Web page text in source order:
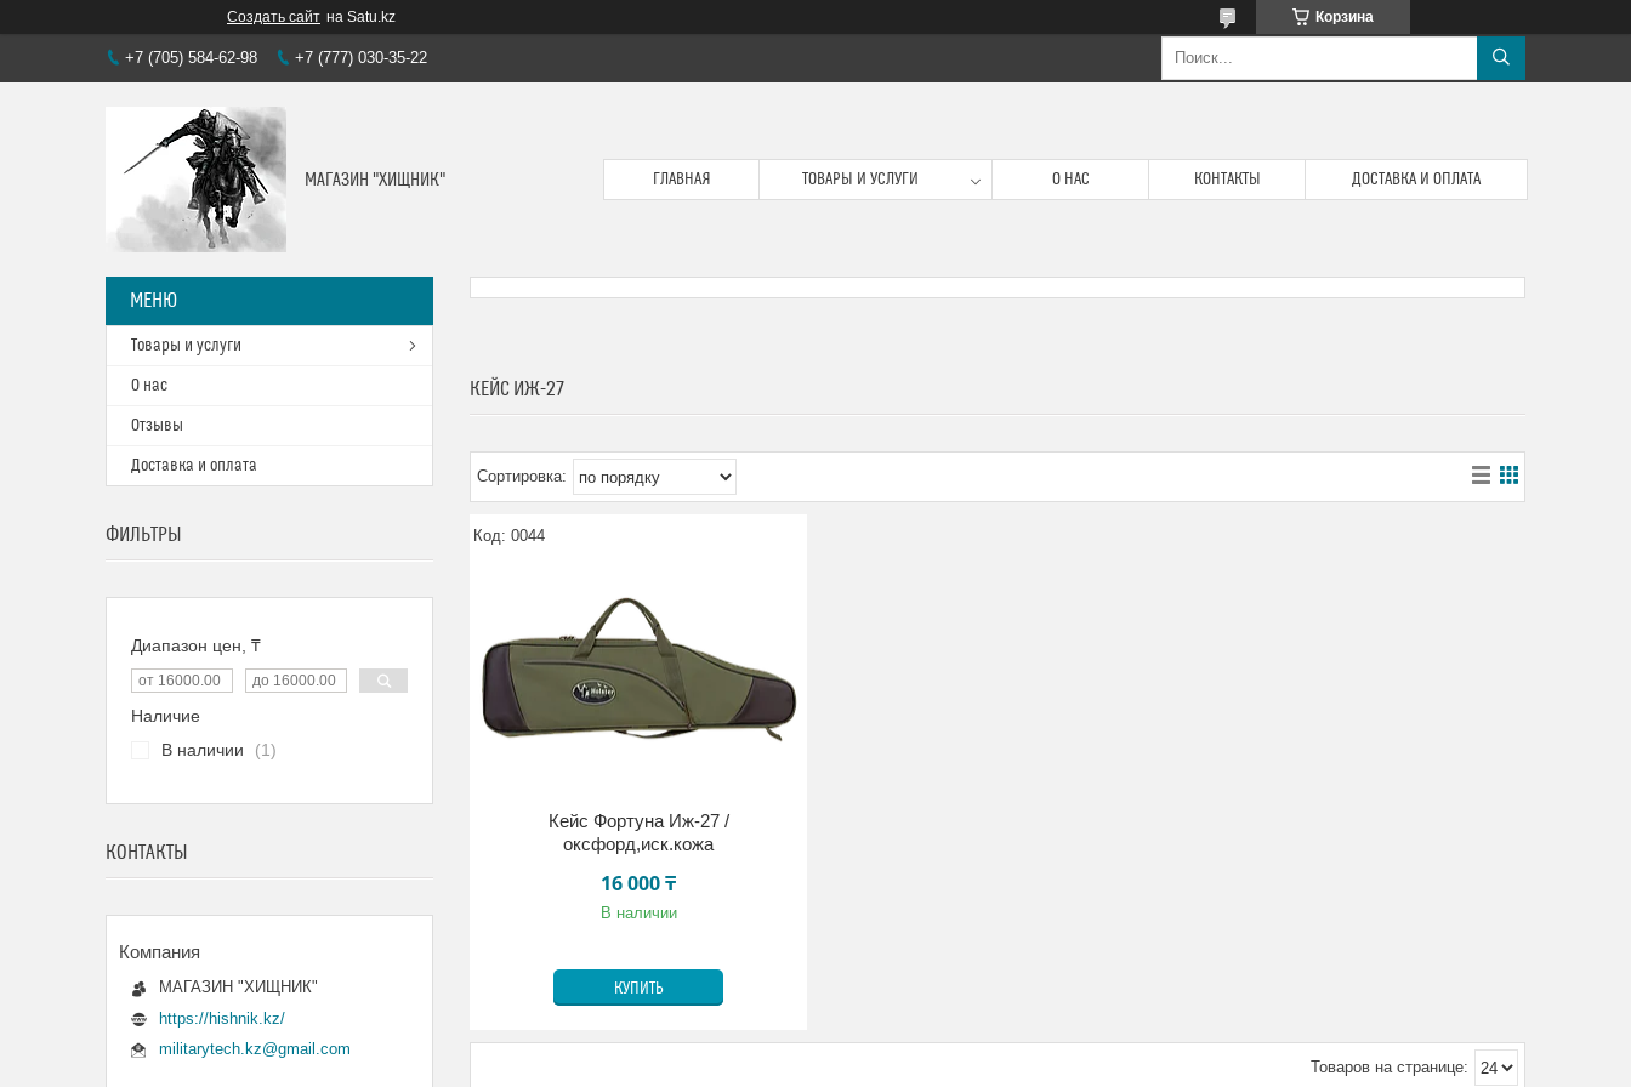
Создать сайт на Satu.kz Корзина
+7 (705) 584-62-98 +7 (777) 030-35-22
МАГАЗИН "ХИЩНИК" ГЛАВНАЯ ТОВАРЫ И УСЛУГИ О НАС КОНТАКТЫ ДОСТАВКА И ОПЛАТА
КЕЙС ИЖ-27
0044
Кейс Фортуна Иж-27 /
оксфорд,иск.кожа
16 000 ₸
В наличии
КУПИТЬ
Товары и услуги
О нас
Отзывы
Доставка и оплата
ФИЛЬТРЫ
Диапазон цен, ₸
Наличие
В наличии
1
КОНТАКТЫ
МАГАЗИН "ХИЩНИК"
https://hishnik.kz/
militarytech.kz@gmail.com